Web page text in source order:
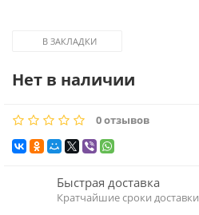
В ЗАКЛАДКИ
Нет в наличии
0 отзывов
Быстрая доставка
Кратчайшие сроки доставки